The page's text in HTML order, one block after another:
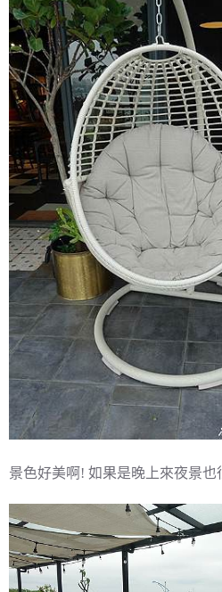
景色好美啊! 如果是晚上來夜景也